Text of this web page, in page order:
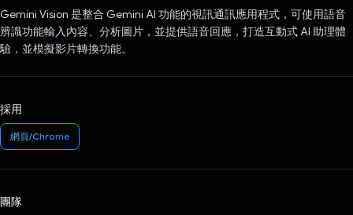
Gemini Vision 是整合 Gemini AI 功能的視訊通訊應用程式，可使用語音
辨識功能輸入內容、分析圖片，並提供語音回應，打造互動式 AI 助理體
驗，並模擬影片轉換功能。
採用
網頁/Chrome
團隊